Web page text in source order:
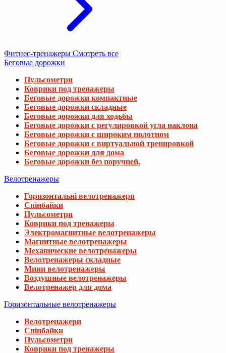
Фитнес-тренажеры Смотреть все
Беговые дорожки
Пульсометри
Коврики под тренажеры
Беговые дорожки компактные
Беговые дорожки складные
Беговые дорожки для ходьбы
Беговые дорожки с регулировкой угла наклона
Беговые дорожки с широким полотном
Беговые дорожки с виртуальной тренировкой
Беговые дорожки для дома
Беговые дорожки без поручней.
Велотренажеры
Горизонтальні велотренажери
Спінбайки
Пульсометри
Коврики под тренажеры
Электромагнитные велотренажеры
Магнитные велотренажеры
Механические велотренажеры
Велотренажеры складные
Мини велотренажеры
Воздушные велотренажеры
Велотренажер для дома
Горизонтальные велотренажеры
Велотренажери
Спінбайки
Пульсометри
Коврики под тренажеры